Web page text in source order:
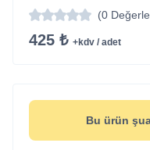
(0
425 ₺ +kdv / adet
Bu ürün